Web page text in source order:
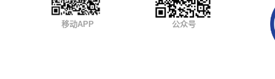
移动APP 公众号